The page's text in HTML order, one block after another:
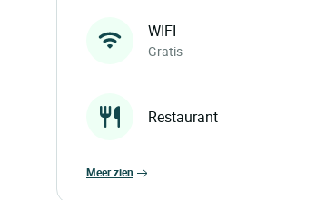
WIFI
Gratis
Restaurant
meer zien